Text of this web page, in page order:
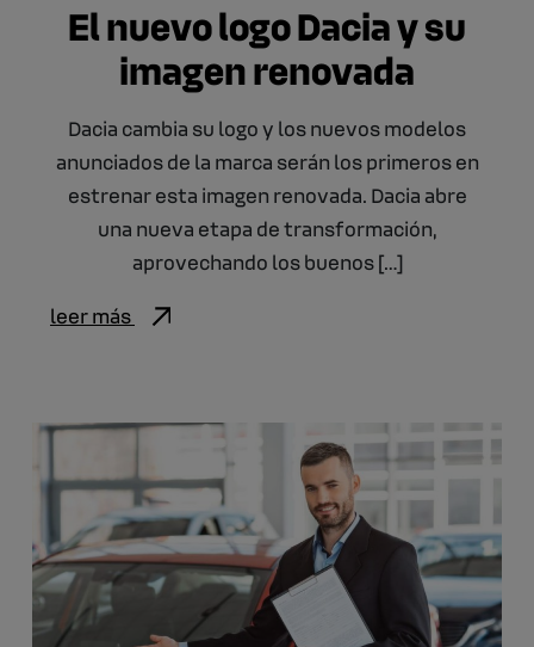
El nuevo logo Dacia y su
imagen renovada
Dacia cambia su logo y los nuevos modelos
anunciados de la marca serán los primeros en
estrenar esta imagen renovada. Dacia abre
una nueva etapa de transformación,
aprovechando los buenos […]
leer más